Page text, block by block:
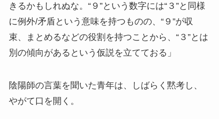
きるかもしれぬな。“９”という数字には“３”と同様
に例外/矛盾という意味を持つものの、“９”が収
束、まとめるなどの役割を持つことから、“３”とは
別の傾向があるという仮説を立てておる」
陰陽師の言葉を聞いた青年は、しばらく黙考し、
やがて口を開く。